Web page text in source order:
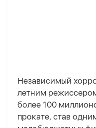
Независимый
летним
более 100
прокате, став